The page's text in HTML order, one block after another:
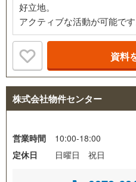
好立地。
アクティブな活動が可能です
資料
株式会社物件センター
営業時間
10:00-18:00
定休日
日曜日 祝日